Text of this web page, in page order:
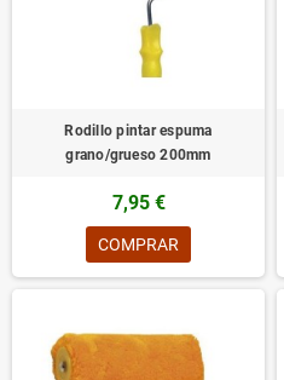
Rodillo pintar espuma
grano/grueso 200mm
7,95 €
COMPRAR